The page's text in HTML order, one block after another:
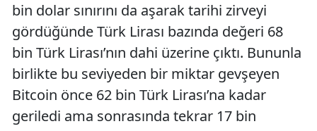
bin dolar sınırını da aşarak tarihi zirveyi
gördüğünde Türk Lirası bazında değeri 68
bin Türk Lirası’nın dahi üzerine çıktı. Bununla
birlikte bu seviyeden bir miktar gevşeyen
Bitcoin önce 62 bin Türk Lirası’na kadar
geriledi ama sonrasında tekrar 17 bin